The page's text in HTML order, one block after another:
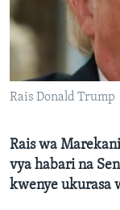
Rais Donald Trump
Rais wa
vya habari na
kwenye ukurasa